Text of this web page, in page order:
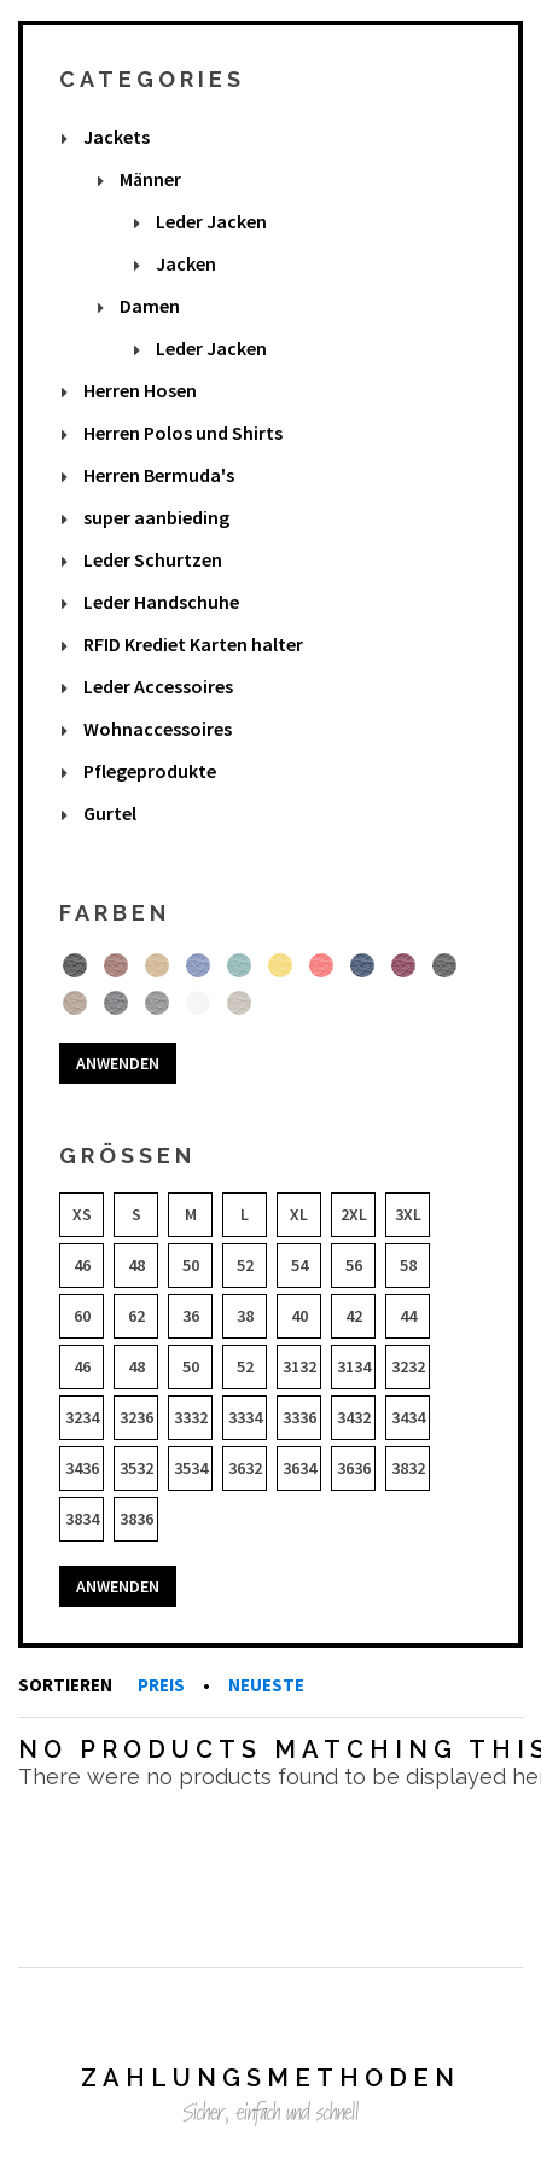
CATEGORIES
Jackets
Männer
Leder Jacken
Jacken
Damen
Leder Jacken
Herren Hosen
Herren Polos und Shirts
Herren Bermuda's
super aanbieding
Leder Schurtzen
Leder Handschuhe
RFID Krediet Karten halter
Leder Accessoires
Wohnaccessoires
Pflegeprodukte
Gurtel
FARBEN
ANWENDEN
GRÖSSEN
XS S M L XL 2XL 3XL
46 48 50 52 54 56 58
60 62 36 38 40 42 44
46 48 50 52 3132 3134 3232
3234 3236 3332 3334 3336 3432 3434
3436 3532 3534 3632 3634 3636 3832
3834 3836
ANWENDEN
SORTIEREN PREIS • NEUESTE
NO PRODUCTS MATCHING
There were no products found to be displayed
ZAHLUNGSMETHODEN
Sicher, einfach und schnell